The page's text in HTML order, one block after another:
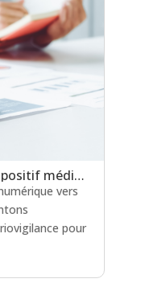
Matériovigilance logiciel dispositif médical : un levier clé pour la certification en soins critiques
vers
pour